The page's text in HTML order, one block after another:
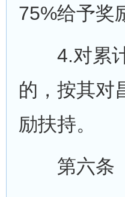
75%给予奖
4.对累计
的，按其对
励扶持。
第六条